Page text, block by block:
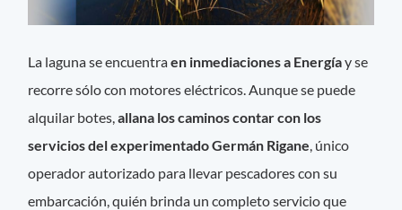
La laguna se encuentraen inmediaciones a Energíay se
recorre sólo con motores eléctricos. Aunque se puede
alquilar botes,allana los caminos contar con los
servicios del experimentado Germán Rigane , único
operador autorizado para llevar pescadores con su
embarcación, quién brinda un completo servicio que